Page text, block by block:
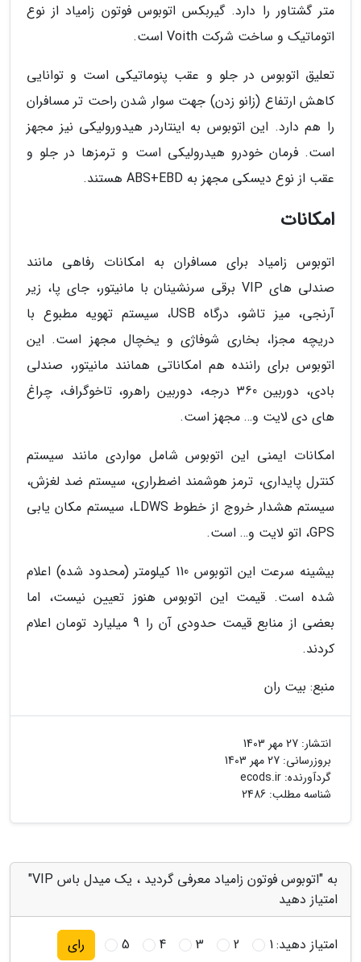
متر گشتاور را دارد. گیربکس اتوبوس فوتون زامیاد از نوع
اتوماتیک و ساخت شرکت Voith است.
تعلیق اتوبوس در جلو و عقب پنوماتیکی است و توانایی
کاهش ارتفاع (زانو زدن) جهت سوار شدن راحت تر مسافران
را هم دارد. این اتوبوس به اینتاردر هیدورولیکی نیز مجهز
است. فرمان خودرو هیدرولیکی است و ترمزها در جلو و
عقب از نوع دیسکی مجهز به ABS+EBD هستند.
امکانات
اتوبوس زامیاد برای مسافران به امکانات رفاهی مانند
صندلی های VIP برقی سرنشینان با مانیتور، جای پا، زیر
آرنجی، میز تاشو، درگاه USB، سیستم تهویه مطبوع با
دریچه مجزا، بخاری شوفاژی و یخچال مجهز است. این
اتوبوس برای راننده هم امکاناتی همانند مانیتور، صندلی
بادی، دوربین 360 درجه، دوربین راهرو، تاخوگراف، چراغ
های دی لایت و… مجهز است.
امکانات ایمنی این اتوبوس شامل مواردی مانند سیستم
کنترل پایداری، ترمز هوشمند اضطراری، سیستم ضد لغزش،
سیستم هشدار خروج از خطوط LDWS، سیستم مکان یابی
GPS، اتو لایت و… است.
بیشینه سرعت این اتوبوس 110 کیلومتر (محدود شده) اعلام
شده است. قیمت این اتوبوس هنوز تعیین نیست، اما
بعضی از منابع قیمت حدودی آن را 9 میلیارد تومان اعلام
کردند.
منبع: بیت ران
انتشار: 27 مهر 1403
بروزرسانی: 27 مهر 1403
گردآورنده: ecods.ir
شناسه مطلب: 2486
به "اتوبوس فوتون زامیاد معرفی گردید ، یک میدل باس VIP"
امتیاز دهید
امتیاز دهید:1
2
3
4
5 رای